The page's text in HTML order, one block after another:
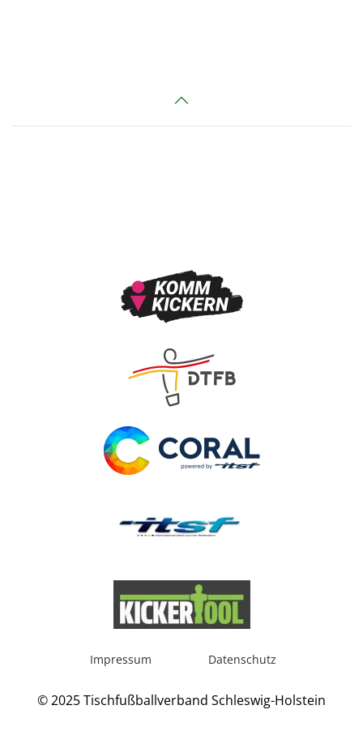
Impressum Datenschutz
© 2025 Tischfußballverband Schleswig-Holstein